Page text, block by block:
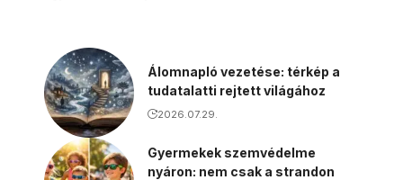
Álomnapló vezetése: térkép a
tudatalatti rejtett világához
2026.07.29.
Gyermekek szemvédelme
nyáron: nem csak a strandon